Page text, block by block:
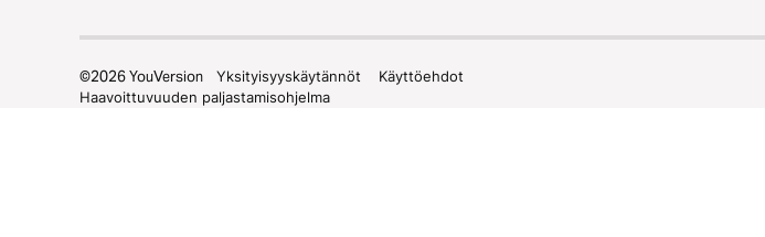
©2026YouVersion Yksityisyyskäytännöt
Käyttöehdot
Haavoittuvuuden paljastamisohjelma